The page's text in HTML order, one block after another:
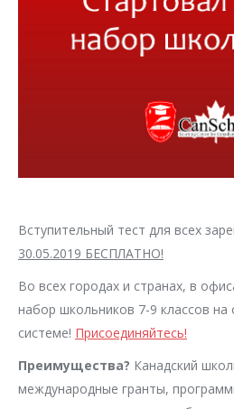
Вступительный тест для всех
30.05.2019 БЕСПЛАТНО!
Во всех городах и странах, в
набор школьников 7-9 классов на
системе! Присоединяйтесь!
Преимущества? Канадский
международные гранты,